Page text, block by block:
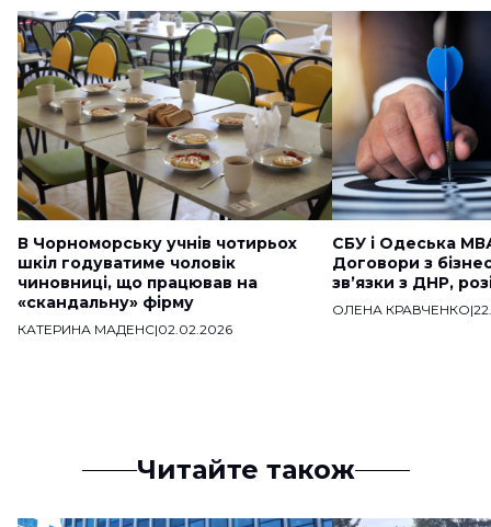
В Чорноморську учнів чотирьох
шкіл годуватиме чоловік
чиновниці, що працював на
«скандальну» фірму
КАТЕРИНА МАДЕНС|02.02.2026
СБУ і Одеська
Договори з
звʼязки з ДНР,
ОЛЕНА КРАВЧЕНКО|
Читайте також